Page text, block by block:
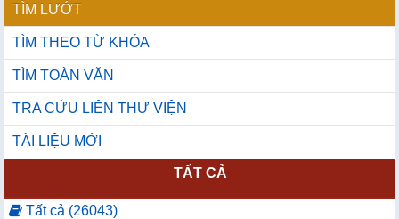
TÌM LƯỚT
TÌM THEO TỪ KHÓA
TÌM TOÀN VĂN
TRA CỨU LIÊN THƯ VIỆN
TÀI LIỆU MỚI
TẤT CẢ
Tất cả (26043)